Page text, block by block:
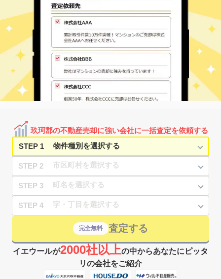
玖珂郡の不動産売却に強い会社に一括査定を依頼する
STEP 1
STEP 2
STEP 3
STEP 4
完全無料 査定する
イエウールが2000社以上の中からあなたにピッタ
リの会社をご紹介